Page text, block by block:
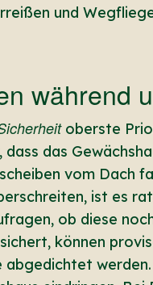
und
während
oberste
dass das
vom Dach
ist es
ob diese
können